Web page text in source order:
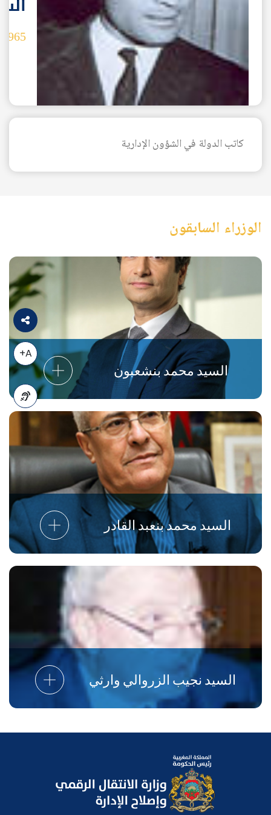
1965
كاتب الدولة في الشؤون الإدارية
A+
A-
الوزراء السابقون
السيد محمد بنشعبون
السيد محمد بنعبد القادر
السيد نجيب الزروالي وارثي